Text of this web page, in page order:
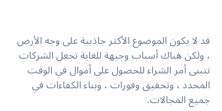
قد لا يكون الموضوع الأكثر جاذبية على وجه الأرض
، ولكن هناك أسباب وجيهة للغاية تجعل الشركات
تتبنى أمر الشراء للحصول على أموال في الوقت
المحدد ، وتحقيق وفورات ، وبناء الكفاءات في
جميع المجالات.